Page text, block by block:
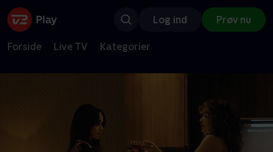
Log ind Prøv nu
Forside Live TV Kategorier